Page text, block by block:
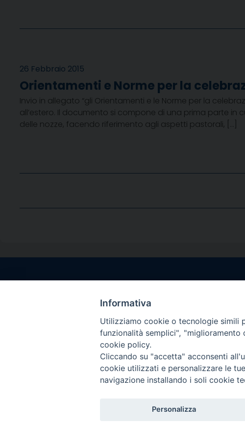
26 Febbraio 2015
Orientamenti e Norme per la
Invio in allegato “gli Orientamenti e le Norme per la
all’estero. Il documento si compone di una prima parte
delle nozze, facendo riferimento agli aspetti pastorali, […]
Via Santa Maria della
Sorrento (NA)
tel. 0818781244
Giorni ed Orari Apertura
Venerdì ore 09:30 – 12:30
PEC:
Informativa
Utilizziamo cookie o tecnologie simili
funzionalità semplici",
cookie policy.
Cliccando su "accetta" acconsenti
cookie utilizzati e personalizzare le
navigazione installando i soli cookie
Personalizza